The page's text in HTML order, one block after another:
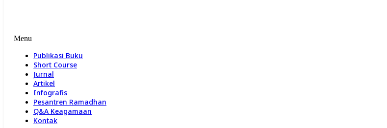
Menu
Publikasi Buku
Short Course
Jurnal
Artikel
Infografis
Pesantren Ramadhan
Q&A Keagamaan
Kontak